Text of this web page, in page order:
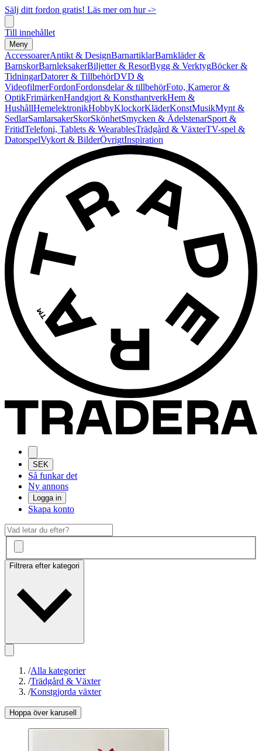
Sälj ditt fordon gratis! Läs mer om hur ->
Till innehållet
Meny
AccessoarerAntikt & DesignBarnartiklarBarnkläder &
BarnskorBarnleksakerBiljetter & ResorBygg & VerktygBöcker &
TidningarDatorer & TillbehörDVD &
VideofilmerFordonFordonsdelar & tillbehörFoto, Kameror &
OptikFrimärkenHandgjort & KonsthantverkHem &
HushållHemelektronikHobbyKlockorKläderKonstMusikMynt &
SedlarSamlarsakerSkorSkönhetSmycken & ÄdelstenarSport &
FritidTelefoni, Tablets & WearablesTrädgård & VäxterTV-spel &
DatorspelVykort & BilderÖvrigtInspiration
SEK
Så funkar det
Ny annons
Logga in
Skapa konto
Filtrera efter kategori
/Alla kategorier
/Trädgård & Växter
/Konstgjorda växter
Hoppa över karusell